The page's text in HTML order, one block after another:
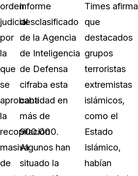
orden
judicial
por
la
que
se
aprobaba
la
recopilación
masiva
de
informe
desclasificado
de la Agencia
de Inteligencia
de Defensa
cifraba esta
cantidad en
más de
900.000.
Algunos han
situado la
Times afirma
que
destacados
grupos
terroristas
extremistas
islámicos,
como el
Estado
Islámico,
habían